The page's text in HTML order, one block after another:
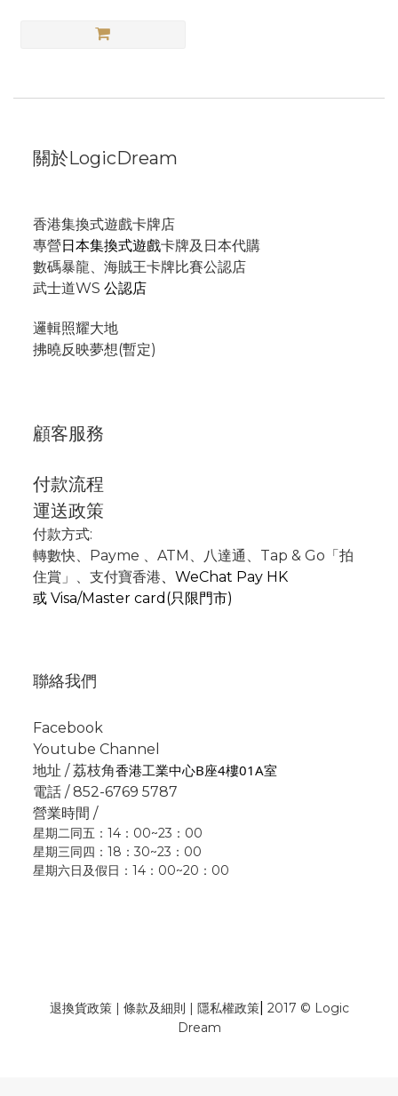
關於LogicDream
香港集換式遊戲卡牌店
專營日本集換式遊戲卡牌及日本代購
數碼暴龍、海賊王卡牌比賽公認店
武士道WS 公認店
邏輯照耀大地
拂曉反映夢想(暫定)
顧客服務
付款流程
運送政策
付款方式:
轉數快、Payme 、 ATM 、
八達通、Tap & Go「拍
住賞」 、支付寶香港、 WeChat Pay HK
或 Visa/Master card(只限門市)
聯絡我們
Facebook
Youtube Channel
地址 / 荔枝角香港工業中心B座4樓01A室
電話 / 852-6769 5787
營業時間 /
星期二同五：14：00~23：00
星期三同四：18：30~23：00
星期六日及假日：14：00~20：00
退換貨政策| 條款及細則 | 隱私權政策| 2017 © Logic
Dream